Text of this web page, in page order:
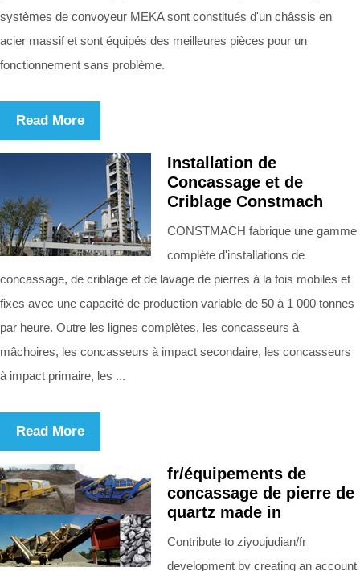
systèmes de convoyeur MEKA sont constitués d'un châssis en
acier massif et sont équipés des meilleures pièces pour un
fonctionnement sans problème.
Read More
Installation de
Concassage et de
Criblage Constmach
CONSTMACH fabrique une gamme
complète d'installations de
concassage, de criblage et de lavage de pierres à la fois mobiles et
fixes avec une capacité de production variable de 50 à 1 000 tonnes
par heure. Outre les lignes complètes, les concasseurs à
mâchoires, les concasseurs à impact secondaire, les concasseurs
à impact primaire, les ...
Read More
fr/équipements de
concassage de pierre de
quartz made in
Contribute to ziyoujudian/fr
development by creating an account